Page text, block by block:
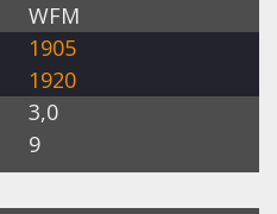
WFM
1905
1920
3,0
9